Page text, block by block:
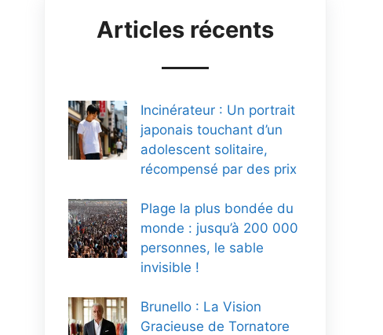
Articles récents
Incinérateur : Un portrait
japonais touchant d’un
adolescent solitaire,
récompensé par des prix
Plage la plus bondée du
monde : jusqu’à 200 000
personnes, le sable
invisible !
Brunello : La Vision
Gracieuse de Tornatore